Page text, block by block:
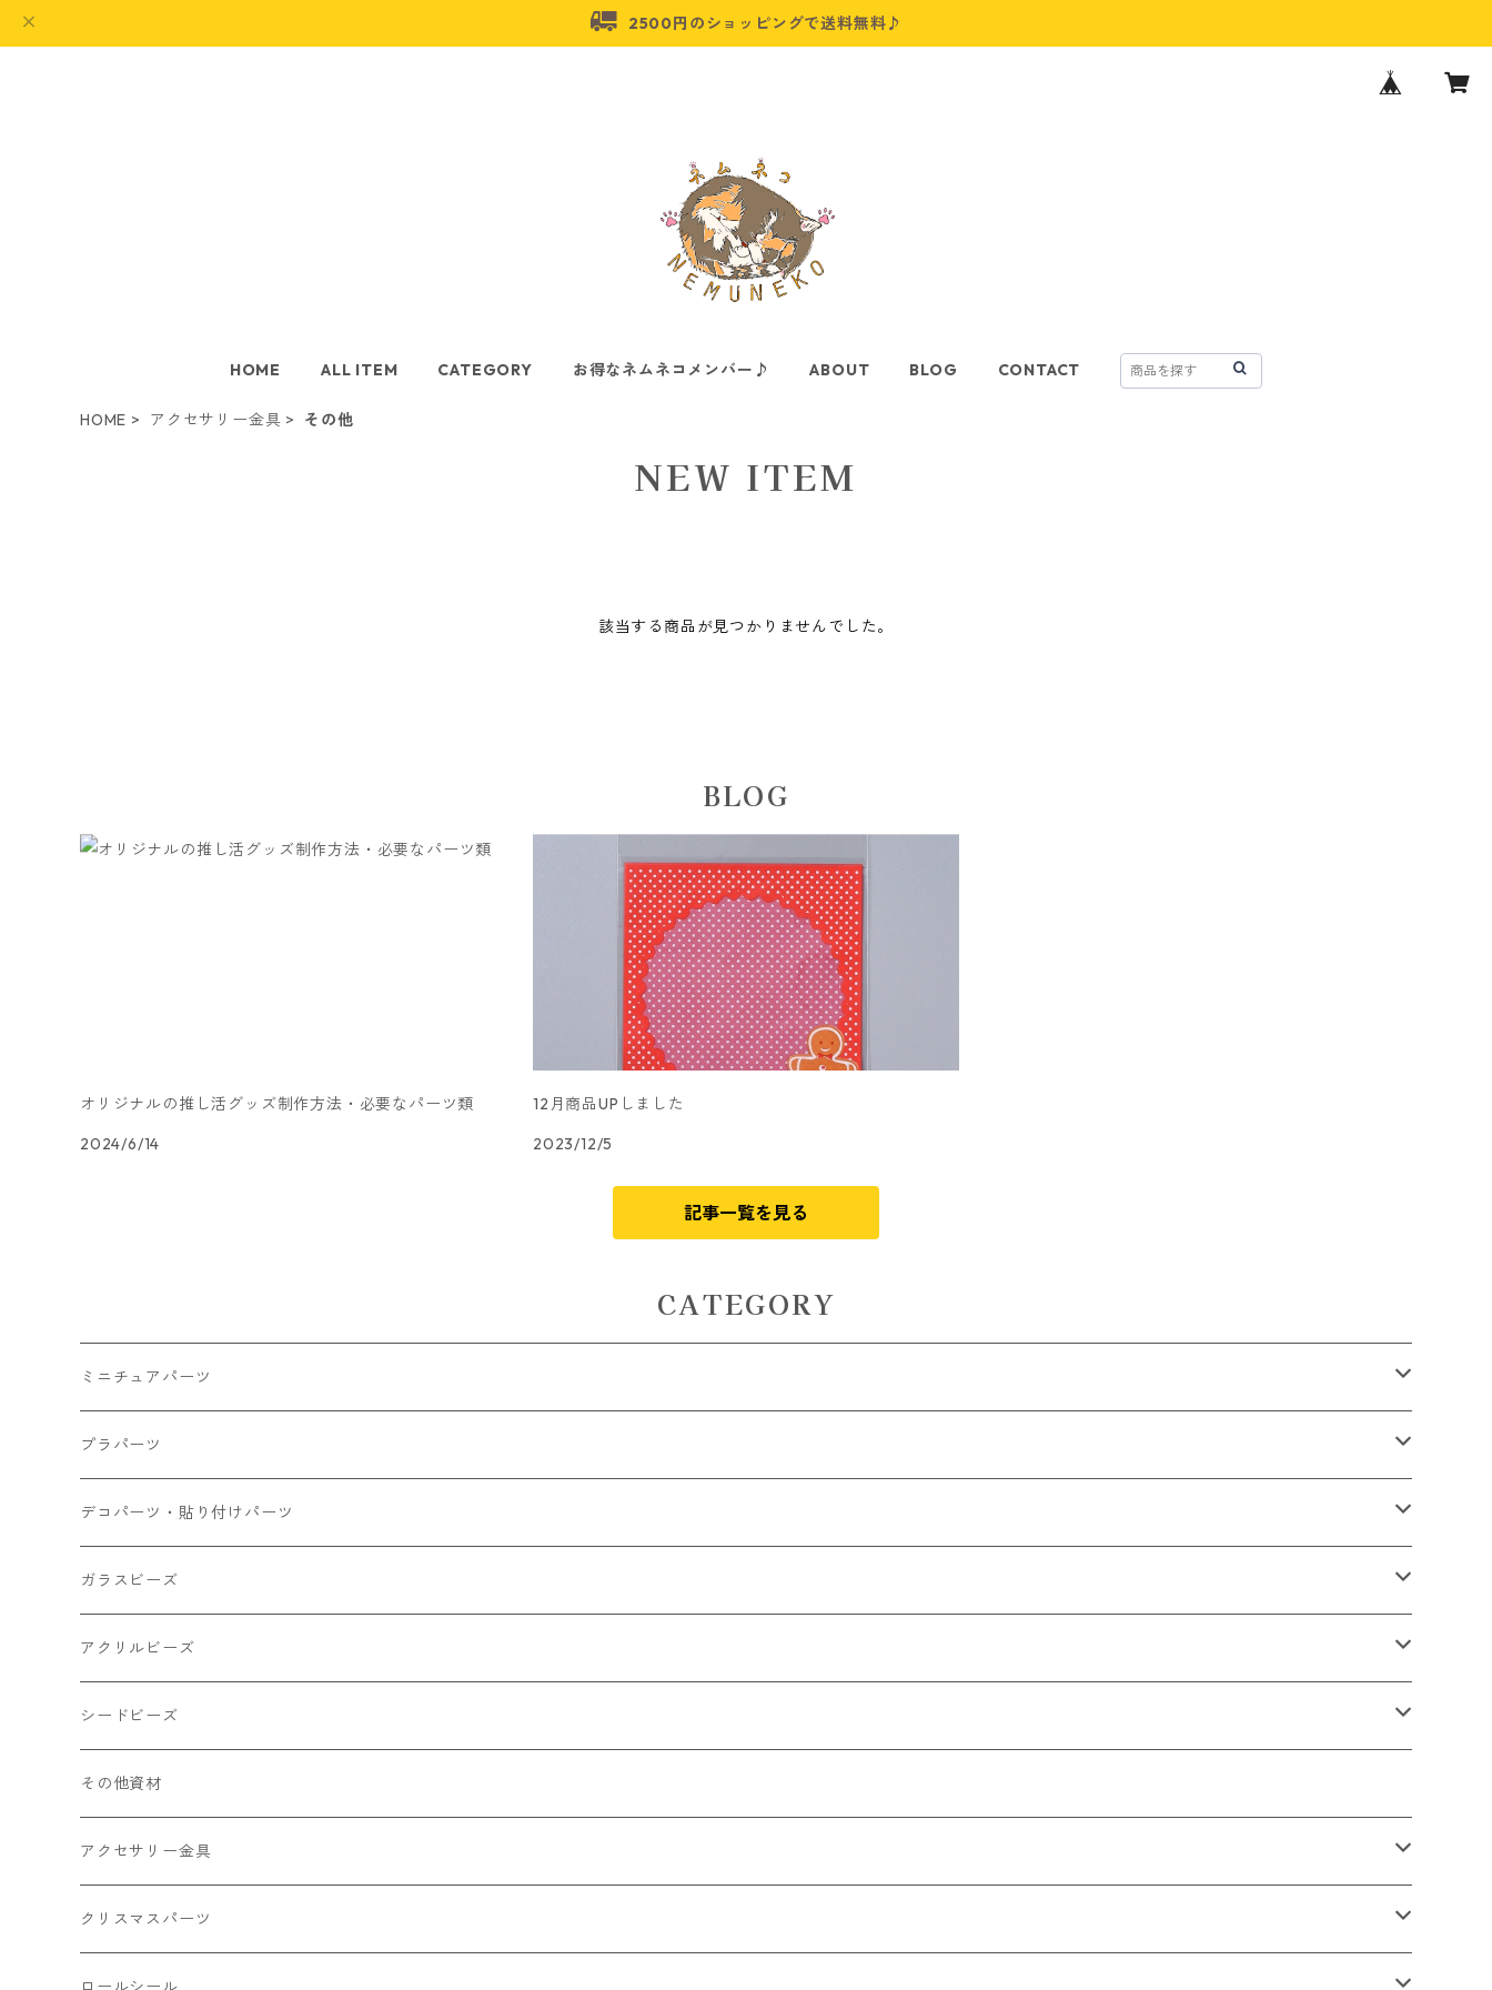
2500円のショッピングで送料無料♪
HOME ALL ITEM CATEGORY お得なネムネコメンバー♪ ABOUT BLOG CONTACT
HOME アクセサリー金具 その他
NEW ITEM
該当する商品が見つかりませんでした。
BLOG
オリジナルの推し活グッズ制作方法・必要なパーツ類
2024/6/14
12月商品UPしました
2023/12/5
記事一覧を見る
CATEGORY
ミニチュアパーツ
大きいパーツ グラス系
小さいパーツ グラス系
小物
カップ
プラパーツ
ナスカン カニカン
リング イヤリング パーツ
チェーンパーツ
プラチャーム
デコパーツ・貼り付けパーツ
食べ物系
キャンディ
ドーナツ
アニマル系
うさぎ
くま
スライス棒
フレーク カット済
シール付き
フルーツ系 野菜果物
お花
ミニパーツ ネイル
ガラスビーズ
ミレフィオリ
ランプワーク
キャッツアイ
アクリルビーズ
丸玉6㎜ ラウンド
丸玉8㎜ ラウンド
カボチャ
クラック
ソロバン型
シードビーズ
ミックス
2㎜
不透明
3㎜
不透明タイプ
4㎜
その他資材
アクセサリー金具
カラー丸カン
10㎜
ボールチップ
クリスマスパーツ
プラチャーム